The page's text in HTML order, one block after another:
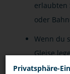
erlaubten
oder
Wenn du
Gleise
einem
Privatsphäre-